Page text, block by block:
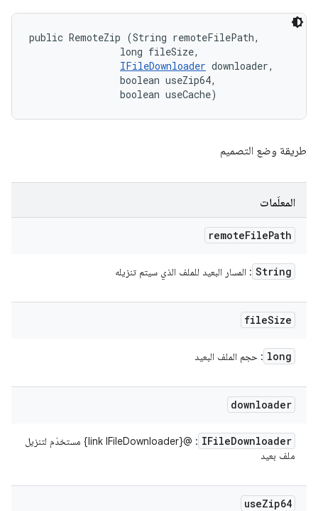
public RemoteZip (String remoteFilePath,
                long fileSize,
IFileDownloader downloader,
                boolean useZip64,
                boolean useCache)
طريقة وضع التصميم
المعلَمات
remoteFilePath
String : المسار البعيد للملف الذي سيتم تنزيله
fileSize
long : حجم الملف البعيد
downloader
IFileDownloader
: @{link IFileDownloader} مستخدَم لتنزيل
ملف بعيد
useZip64